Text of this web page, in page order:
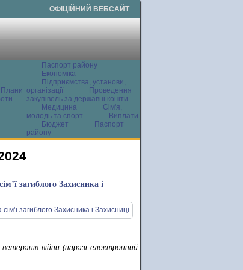
ОФІЦІЙНИЙ ВЕБСАЙТ
Плани
Паспорт району
Економіка
Підприємства, установи,
організації
Проведення
закупівель за державні кошти
Медицина
Сім'я,
молодь та спорт
Виплати
Бюджет
Паспорт
району
загиблого Захисника і
війни (наразі електронний